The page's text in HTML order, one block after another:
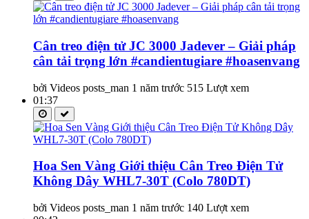
Cân treo điện tử JC 3000 Jadever – Giải pháp
cân tải trọng lớn #candientugiare #hoasenvang
bởi Videos posts_man 1 năm trước 515 Lượt xem
01:37
Hoa Sen Vàng Giới thiệu Cân Treo Điện Tử
Không Dây WHL7-30T (Colo 780DT)
bởi Videos posts_man 1 năm trước 140 Lượt xem